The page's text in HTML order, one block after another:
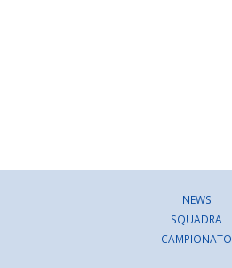
NEWS
SQUADRA
CAMPIONATO